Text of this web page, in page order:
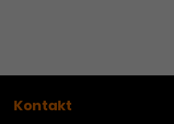
Zweck
Kontakt